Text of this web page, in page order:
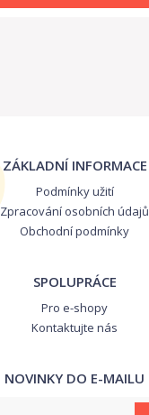
ZÁKLADNÍ INFORMACE
Podmínky užití
Zpracování osobních údajů
Obchodní podmínky
SPOLUPRÁCE
Pro e-shopy
Kontaktujte nás
NOVINKY DO E-MAILU